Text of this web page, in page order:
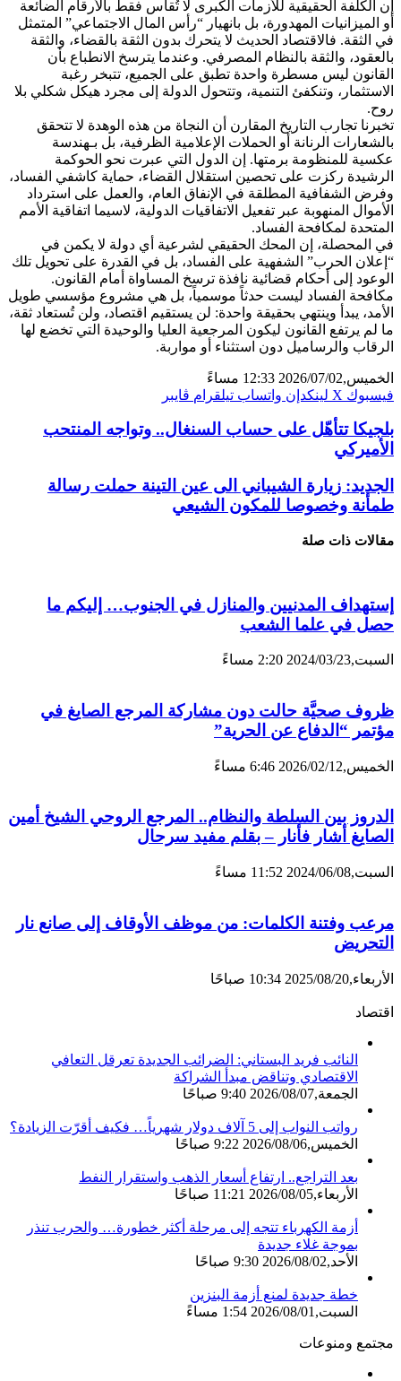
إن الكلفة الحقيقية للأزمات الكبرى لا تُقاس فقط بالأرقام الضائعة
أو الميزانيات المهدورة، بل بانهيار “رأس المال الاجتماعي” المتمثل
في الثقة. فالاقتصاد الحديث لا يتحرك بدون الثقة بالقضاء، والثقة
بالعقود، والثقة بالنظام المصرفي. وعندما يترسخ الانطباع بأن
القانون ليس مسطرة واحدة تطبق على الجميع، تتبخر رغبة
الاستثمار، وتنكفئ التنمية، وتتحول الدولة إلى مجرد هيكل شكلي بلا
روح.
​تخبرنا تجارب التاريخ المقارن أن النجاة من هذه الوهدة لا تتحقق
بالشعارات الرنانة أو الحملات الإعلامية الظرفية، بل بـهندسة
عكسية للمنظومة برمتها. إن الدول التي عبرت نحو الحوكمة
الرشيدة ركزت على تحصين استقلال القضاء، حماية كاشفي الفساد،
وفرض الشفافية المطلقة في الإنفاق العام، والعمل على استرداد
الأموال المنهوبة عبر تفعيل الاتفاقيات الدولية، لاسيما اتفاقية الأمم
المتحدة لمكافحة الفساد.
​في المحصلة، إن المحك الحقيقي لشرعية أي دولة لا يكمن في
“إعلان الحرب” الشفهية على الفساد، بل في القدرة على تحويل تلك
الوعود إلى أحكام قضائية نافذة ترسخ المساواة أمام القانون.
مكافحة الفساد ليست حدثاً موسمياً، بل هي مشروع مؤسسي طويل
الأمد، يبدأ وينتهي بحقيقة واحدة: لن يستقيم اقتصاد، ولن تُستعاد ثقة،
ما لم يرتفع القانون ليكون المرجعية العليا والوحيدة التي تخضع لها
الرقاب والرساميل دون استثناء أو مواربة.
الخميس,2026/07/02 12:33 مساءً
فيسبوك X لينكدإن واتساب تيلقرام ڤايبر
بلجيكا تتأهّل على حساب السنغال.. وتواجه المنتحب
الأميركي
الجديد: زيارة الشيباني الى عين التينة حملت رسالة
طمأنة وخصوصا للمكون الشيعي
مقالات ذات صلة
إستهداف المدنيين والمنازل في الجنوب… إليكم ما
حصل في علما الشعب
السبت,2024/03/23 2:20 مساءً
ظروف صحيَّة حالت دون مشاركة المرجع الصايغ في
مؤتمر “الدفاع عن الحرية”
الخميس,2026/02/12 6:46 مساءً
الدروز بين السلطة والنظام.. المرجع الروحي الشيخ أمين
الصايغ أشار فأنار – بقلم مفيد سرحال
السبت,2024/06/08 11:52 مساءً
مرعب وفتنة الكلمات: من موظف الأوقاف إلى صانع نار
التحريض
الأربعاء,2025/08/20 10:34 صباحًا
اقتصاد
النائب فريد البستاني: الضرائب الجديدة تعرقل التعافي
الاقتصادي وتناقض مبدأ الشراكة
الجمعة,2026/08/07 9:40 صباحًا
رواتب النواب إلى 5 آلاف دولار شهرياً… فكيف أقرّت الزيادة؟
الخميس,2026/08/06 9:22 صباحًا
بعد التراجع.. ارتفاع أسعار الذهب واستقرار النفط
الأربعاء,2026/08/05 11:21 صباحًا
أزمة الكهرباء تتجه إلى مرحلة أكثر خطورة… والحرب تنذر
بموجة غلاء جديدة
الأحد,2026/08/02 9:30 صباحًا
خطة جديدة لمنع أزمة البنزين
السبت,2026/08/01 1:54 مساءً
مجتمع ومنوعات